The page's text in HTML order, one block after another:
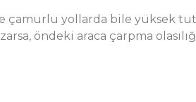
çamurlu yollarda bile yüksek
öndeki araca çarpma